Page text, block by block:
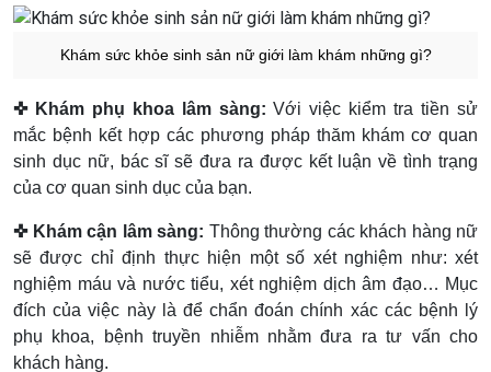
Khám sức khỏe sinh sản nữ giới làm khám những gì?
✜ Khám phụ khoa lâm sàng: Với việc kiểm tra tiền sử
mắc bệnh kết hợp các phương pháp thăm khám cơ quan
sinh dục nữ, bác sĩ sẽ đưa ra được kết luận về tình trạng
của cơ quan sinh dục của bạn.
✜ Khám cận lâm sàng: Thông thường các khách hàng nữ
sẽ được chỉ định thực hiện một số xét nghiệm như: xét
nghiệm máu và nước tiểu, xét nghiệm dịch âm đạo… Mục
đích của việc này là để chẩn đoán chính xác các bệnh lý
phụ khoa, bệnh truyền nhiễm nhằm đưa ra tư vấn cho
khách hàng.